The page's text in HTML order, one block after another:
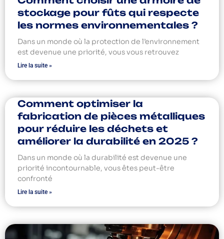
stockage pour fûts qui respecte
les normes environnementales ?
Dans un monde où la protection de l’environnement
est devenue une priorité, vous vous retrouvez
Lire la suite »
Comment optimiser la
fabrication de pièces métalliques
pour réduire les déchets et
améliorer la durabilité en 2025 ?
Dans un monde où la durabilité est devenue une
priorité incontournable, vous êtes peut-être
confronté
Lire la suite »